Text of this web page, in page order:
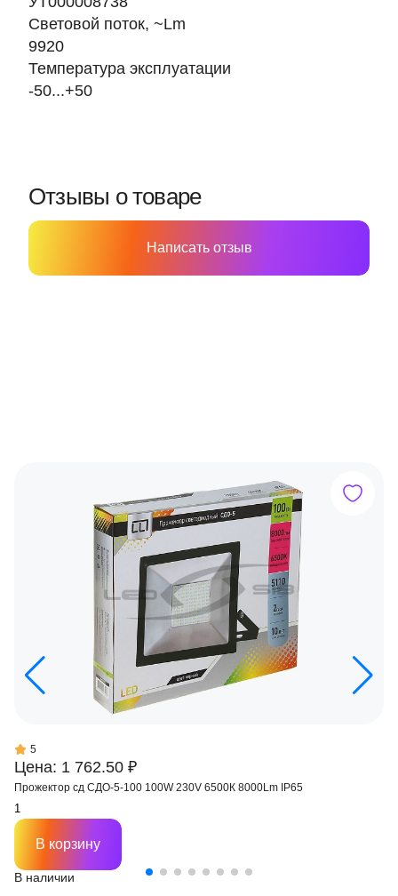
Световой поток, ~Lm
9920
Температура эксплуатации
-50...+50
Отзывы о товаре
Написать отзыв
Цена: 1 762.50 ₽
5
Прожектор сд СДО-5-100 100W 230V 6500К 8000Lm IP65
В наличии
В корзину